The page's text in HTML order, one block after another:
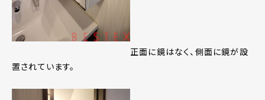
正面に鏡はなく、側面に鏡が設
置されています。